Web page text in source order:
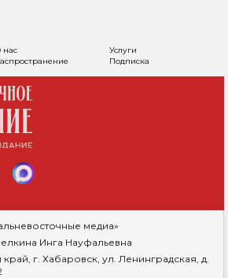
нас
Услуги
Подписка
медиа»
Инга Науфальевна
г. Хабаровск, ул. Ленинградская, д.